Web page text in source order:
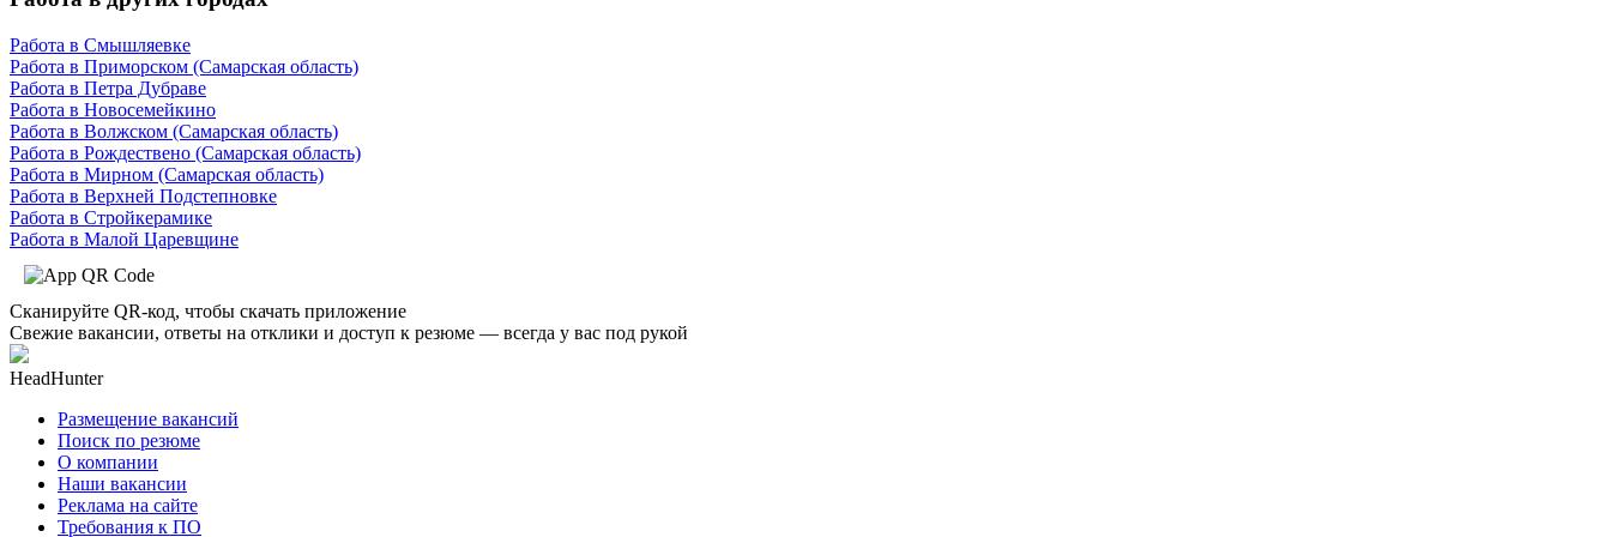
Работа в Смышляевке
Работа в Приморском (Самарская область)
Работа в Петра Дубраве
Работа в Новосемейкино
Работа в Волжском (Самарская область)
Работа в Рождествено (Самарская область)
Работа в Мирном (Самарская область)
Работа в Верхней Подстепновке
Работа в Стройкерамике
Работа в Малой Царевщине
Сканируйте QR-код, чтобы скачать приложение
Свежие вакансии, ответы на отклики и доступ к резюме — всегда у вас под рукой
HeadHunter
Размещение вакансий
Поиск по резюме
О компании
Наши вакансии
Реклама на сайте
Требования к ПО